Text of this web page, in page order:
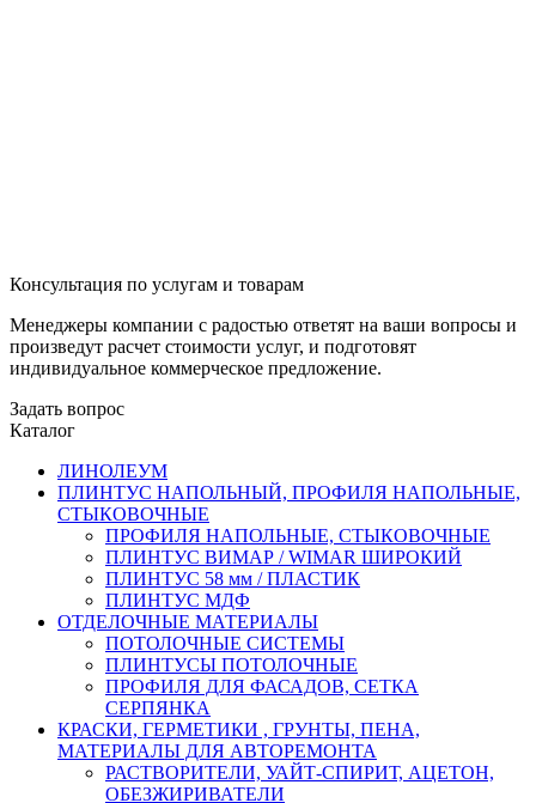
Консультация по услугам и товарам
Менеджеры компании с радостью ответят на ваши вопросы и
произведут расчет стоимости услуг, и подготовят
индивидуальное коммерческое предложение.
Задать вопрос
Каталог
ЛИНОЛЕУМ
ПЛИНТУС НАПОЛЬНЫЙ, ПРОФИЛЯ НАПОЛЬНЫЕ,
СТЫКОВОЧНЫЕ
ПРОФИЛЯ НАПОЛЬНЫЕ, СТЫКОВОЧНЫЕ
ПЛИНТУС ВИМАР / WIMAR ШИРОКИЙ
ПЛИНТУС 58 мм / ПЛАСТИК
ПЛИНТУС МДФ
ОТДЕЛОЧНЫЕ МАТЕРИАЛЫ
ПОТОЛОЧНЫЕ СИСТЕМЫ
ПЛИНТУСЫ ПОТОЛОЧНЫЕ
ПРОФИЛЯ ДЛЯ ФАСАДОВ, СЕТКА
СЕРПЯНКА
КРАСКИ, ГЕРМЕТИКИ , ГРУНТЫ, ПЕНА,
МАТЕРИАЛЫ ДЛЯ АВТОРЕМОНТА
РАСТВОРИТЕЛИ, УАЙТ-СПИРИТ, АЦЕТОН,
ОБЕЗЖИРИВАТЕЛИ